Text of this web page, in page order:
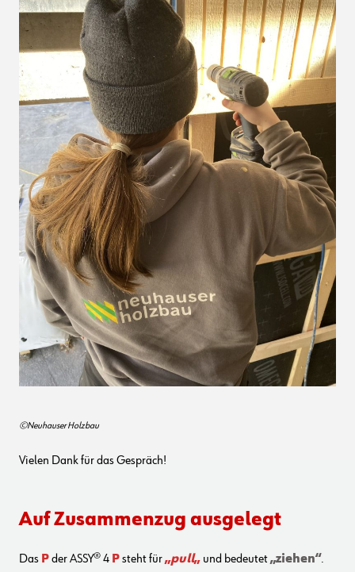
©Neuhauser Holzbau
Vielen Dank für das Gespräch!
Auf Zusammenzug ausgelegt
Das Pder ASSY® 4 Psteht für„pull„ und bedeutet„ziehen“.